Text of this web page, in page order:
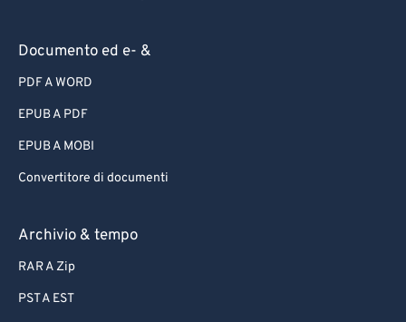
Documento ed e- &
PDF A WORD
EPUB A PDF
EPUB A MOBI
Convertitore di documenti
Archivio & tempo
RAR A Zip
PST A EST